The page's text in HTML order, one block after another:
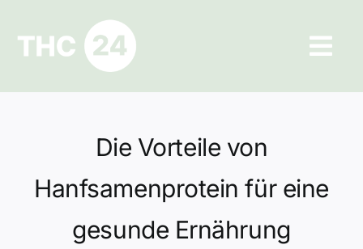
springen
Ratgeber
Hilfe und Kontakt
Datenschutz
Die Vorteile von
Hanfsamenprotein für eine
gesunde Ernährung